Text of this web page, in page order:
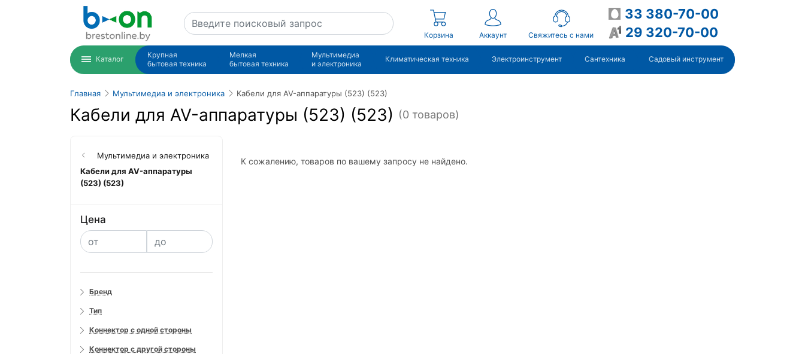
Корзина Аккаунт Свяжитесь с нами
33 380-70-00
29 320-70-00
Каталог
Крупная
бытовая техника
Мелкая
бытовая техника
Мультимедиа
и электроника
Климатическая техника Электроинструмент Сантехника Садовый инструмент
Главная Мультимедиа и электроника Кабели для AV-аппаратуры (523) (523)
Кабели для AV-аппаратуры (523) (523) (0 товаров)
Мультимедиа и электроника
Кабели для AV-аппаратуры
(523) (523)
Цена
Бренд
Тип
Коннектор с одной стороны
Коннектор с другой стороны
К сожалению, товаров по вашему запросу не найдено.